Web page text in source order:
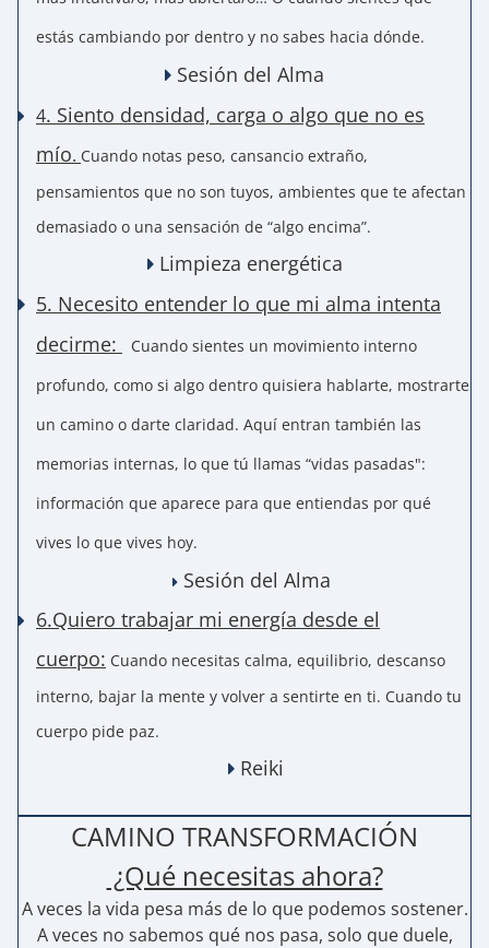
estás cambiando por dentro y no sabes hacia dónde.
Sesión del Alma
4. Siento densidad, carga o algo que no es
mío. Cuando notas peso, cansancio extraño,
pensamientos que no son tuyos, ambientes que te afectan
demasiado o una sensación de “algo encima”.
Limpieza energética
5. Necesito entender lo que mi alma intenta
decirme:
Cuando sientes un movimiento interno
profundo, como si algo dentro quisiera hablarte, mostrarte
un camino o darte claridad. Aquí entran también las
memorias internas, lo que tú llamas “vidas pasadas":
información que aparece para que entiendas por qué
vives lo que vives hoy.
Sesión del Alma
6.Quiero trabajar mi energía desde el
cuerpo: Cuando necesitas calma, equilibrio, descanso
interno, bajar la mente y volver a sentirte en ti. Cuando tu
cuerpo pide paz.
Reiki
CAMINO TRANSFORMACIÓN
¿Qué necesitas ahora?
A veces la vida pesa más de lo que podemos sostener.
A veces no sabemos qué nos pasa, solo que duele,